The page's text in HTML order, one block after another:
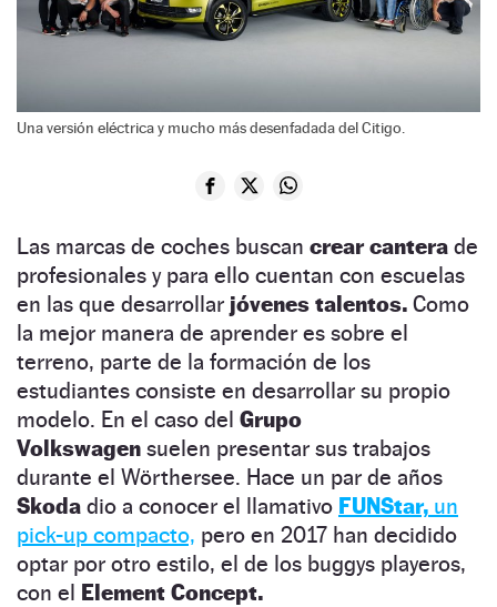
Una versión eléctrica y mucho más desenfadada del Citigo.
Las marcas de coches buscan crear cantera de
profesionales y para ello cuentan con escuelas
en las que desarrollar jóvenes talentos. Como
la mejor manera de aprender es sobre el
terreno, parte de la formación de los
estudiantes consiste en desarrollar su propio
modelo. En el caso del Grupo
Volkswagen suelen presentar sus trabajos
durante el Wörthersee. Hace un par de años
Skoda dio a conocer el llamativo FUNStar, un
pick-up compacto, pero en 2017 han decidido
optar por otro estilo, el de los buggys playeros,
con el Element Concept.